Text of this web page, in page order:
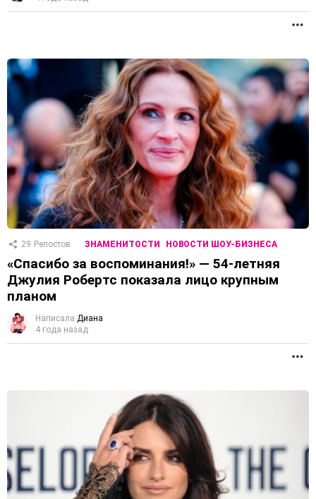
29 Репостов ЗНАМЕНИТОСТИ НОВОСТИ ШОУ-БИЗНЕСА
«Спасибо за воспоминания!» — 54-летняя
Джулия Робертс показала лицо крупным
планом
Написала Диана
4 года назад